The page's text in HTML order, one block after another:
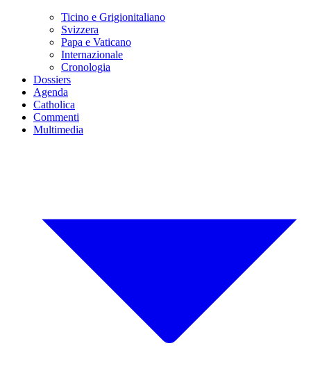
Ticino e Grigionitaliano
Svizzera
Papa e Vaticano
Internazionale
Cronologia
Dossiers
Agenda
Catholica
Commenti
Multimedia